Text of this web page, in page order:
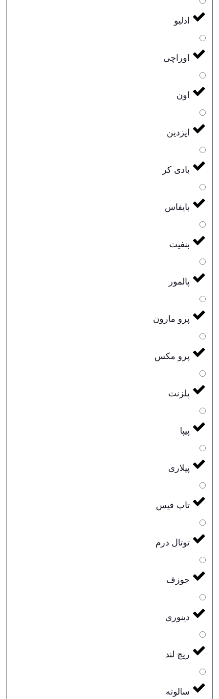
ادلیو
اوراچی
اون
ایزدین
بادی کر
بایفاس
بنفیت
پالمور
پرو مارون
پرو مکس
پلزنت
پیپا
پیلاری
تاپ فیس
توتال درم
جوزف
دینوری
ریچ لند
سالوته